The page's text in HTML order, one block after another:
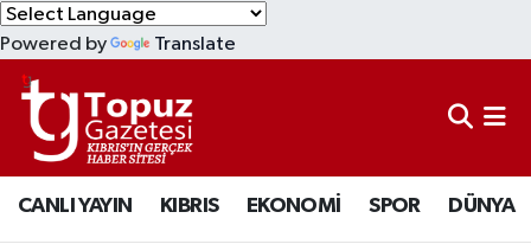
Powered by Translate
CANLI YAYIN KIBRIS EKONOMİ SPOR DÜNYA
KIBRIS
DÜNYA
EKONOMİ
Lefkoşa Nöbetçi Eczaneler
Lefkoşa Hava Durumu
Lefkoşa Trafik Yoğunluk Haritası